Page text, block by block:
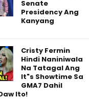
Senate
Presidency Ang
Kanyang
Cristy Fermin
Hindi Naniniwala
Na Tatagal Ang
It"s Showtime Sa
GMA7 Dahil
Ito!